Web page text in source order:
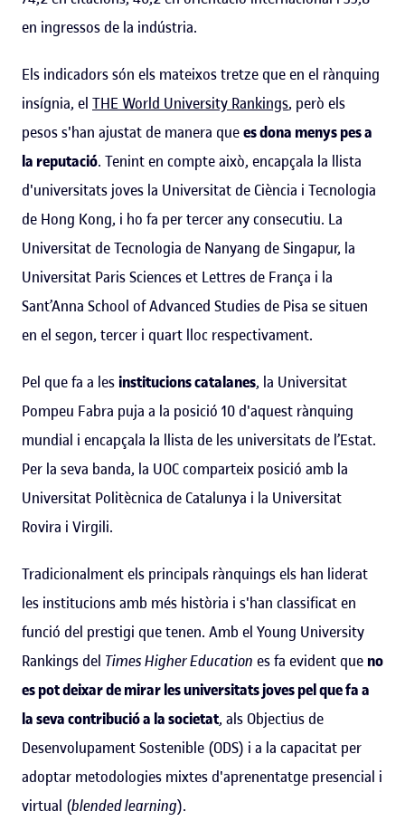
en ingressos de la indústria.
Els indicadors són els mateixos tretze que en el rànquing
insígnia, el THE World University Rankings, però els
pesos s'han ajustat de manera quees dona menys pes a
la reputació. Tenint en compte això, encapçala la llista
d'universitats joves la Universitat de Ciència i Tecnologia
de Hong Kong, i ho fa per tercer any consecutiu. La
Universitat de Tecnologia de Nanyang de Singapur, la
Universitat Paris Sciences et Lettres de França i la
Sant’Anna School of Advanced Studies de Pisa se situen
en el segon, tercer i quart lloc respectivament.
Pel que fa a lesinstitucions catalanes, la Universitat
Pompeu Fabra puja a la posició 10 d'aquest rànquing
mundial i encapçala la llista de les universitats de l’Estat.
Per la seva banda, la UOC comparteix posició amb la
Universitat Politècnica de Catalunya i la Universitat
Rovira i Virgili.
Tradicionalment els principals rànquings els han liderat
les institucions amb més història i s'han classificat en
funció del prestigi que tenen. Amb el Young University
Rankings del Times Higher Education es fa evident que no
es pot deixar de mirar les universitats joves pel que fa a
la seva contribució a la societat, als Objectius de
Desenvolupament Sostenible (ODS) i a la capacitat per
adoptar metodologies mixtes d'aprenentatge presencial i
virtual (blended learning).